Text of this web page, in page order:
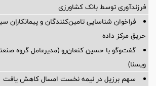
فرزندآوری توسط بانک کشاورزی
فراخوان شناسایی تامین‌کنندگان و پیمانکاران
حریق مرکز داده
گفت‌وگو با حسین كنعان‌رو (مدیرعامل گروه
ویسنا)
سهم برزیل در نیمه نخست امسال کاهش یافت